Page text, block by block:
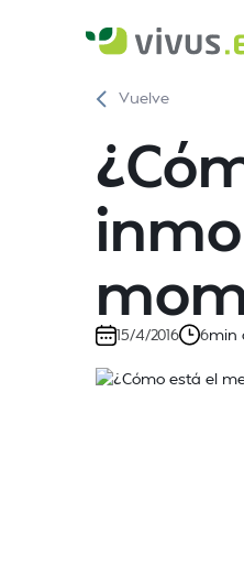
Vuelve
15/4/2016 6min